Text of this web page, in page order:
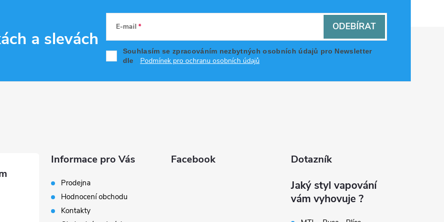
a slevách
E-mail
Souhlasím se zpracováním nezbytných osobních údajů pro Newsletter
dle
Podmínek pro ochranu osobních údajů
ODEBÍRAT
Informace pro Vás
Prodejna
Hodnocení obchodu
Kontakty
Facebook Dotazník
Jaký styl vapování
vám vyhovuje ?